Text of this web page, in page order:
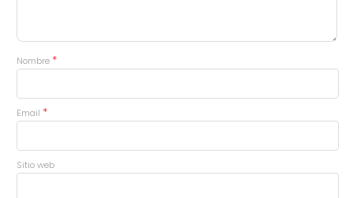
Nombre *
Email *
Sitio web